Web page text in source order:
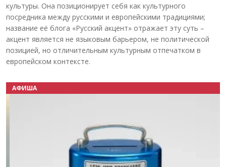
культуры. Она позиционирует себя как культурного
посредника между русскими и европейскими традициями;
название её блога «Русский акцент» отражает эту суть –
акцент является не языковым барьером, не политической
позицией, но отличительным культурным отпечатком в
европейском контексте.
АФИША